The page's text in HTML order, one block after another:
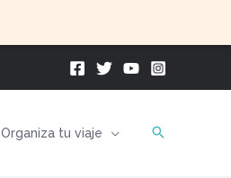
Organiza tu viaje